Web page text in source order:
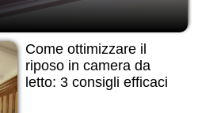
Come ottimizzare il
riposo in camera da
letto: 3 consigli efficaci